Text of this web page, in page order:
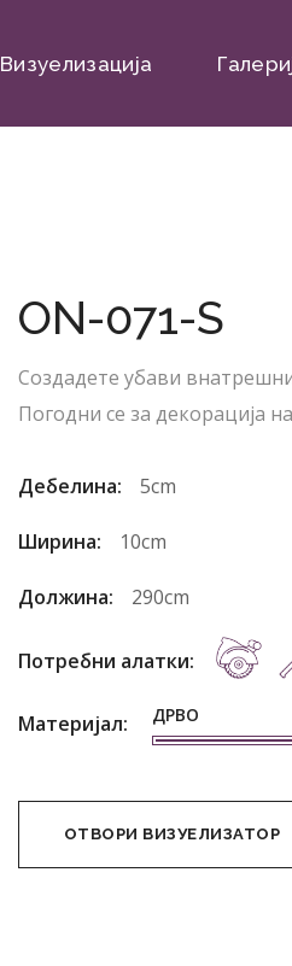
Визуелизација
ON-071-S
Создадете убави
Погодни се за декорација
Дебелина: 5cm
Ширина: 10cm
Должина: 290cm
Потребни алатки:
Материјал: ДРВО
ОТВОРИ ВИЗУЕЛИЗАТОР